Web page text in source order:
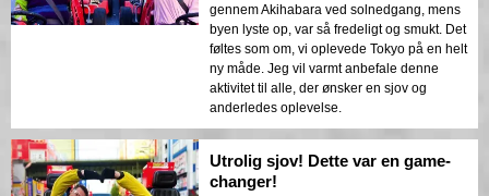
gennem Akihabara ved solnedgang, mens
byen lyste op, var så fredeligt og smukt. Det
føltes som om, vi oplevede Tokyo på en helt
ny måde. Jeg vil varmt anbefale denne
aktivitet til alle, der ønsker en sjov og
anderledes oplevelse.
Utrolig sjov! Dette var en game-
changer!